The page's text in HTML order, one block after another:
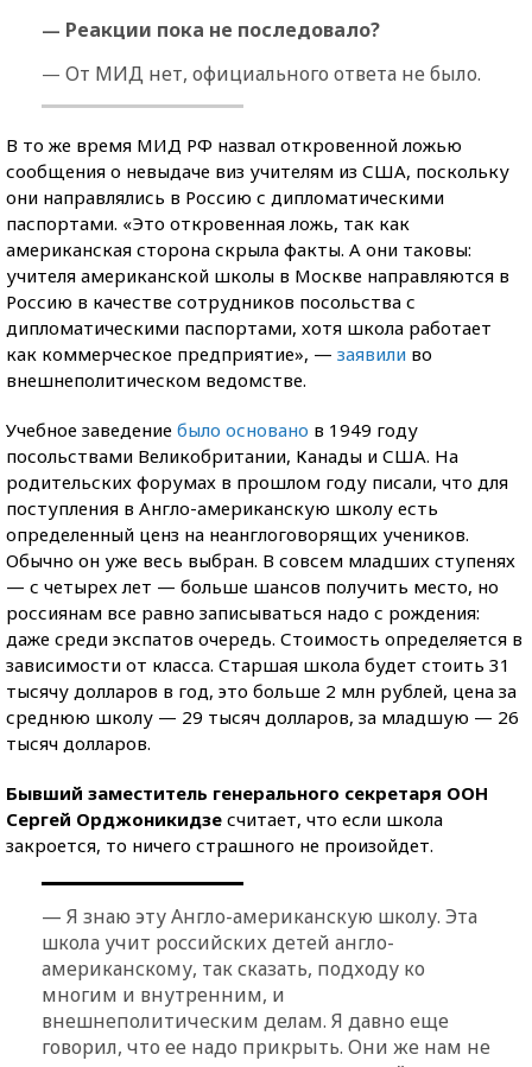
— Реакции пока не последовало?
— От МИД нет, официального ответа не было.
В то же время МИД РФ назвал откровенной ложью
сообщения о невыдаче виз учителям из США, поскольку
они направлялись в Россию с дипломатическими
паспортами. «Это откровенная ложь, так как
американская сторона скрыла факты. А они таковы:
учителя американской школы в Москве направляются в
Россию в качестве сотрудников посольства с
дипломатическими паспортами, хотя школа работает
как коммерческое предприятие», — заявили во
внешнеполитическом ведомстве.
Учебное заведение было основано в 1949 году
посольствами Великобритании, Канады и США. На
родительских форумах в прошлом году писали, что для
поступления в Англо-американскую школу есть
определенный ценз на неанглоговорящих учеников.
Обычно он уже весь выбран. В совсем младших ступенях
— с четырех лет — больше шансов получить место, но
россиянам все равно записываться надо с рождения:
даже среди экспатов очередь. Стоимость определяется в
зависимости от класса. Старшая школа будет стоить 31
тысячу долларов в год, это больше 2 млн рублей, цена за
среднюю школу — 29 тысяч долларов, за младшую — 26
тысяч долларов.
Бывший заместитель генерального секретаря ООН
Сергей Орджоникидзе считает, что если школа
закроется, то ничего страшного не произойдет.
— Я знаю эту Англо-американскую школу. Эта
школа учит российских детей англо-
американскому, так сказать, подходу ко
многим и внутренним, и
внешнеполитическим делам. Я давно еще
говорил, что ее надо прикрыть. Они же нам не